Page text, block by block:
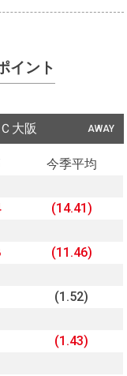
イント
AWAY
Ｃ大阪
今季平均
(14.41)
(11.46)
(1.52)
(1.43)